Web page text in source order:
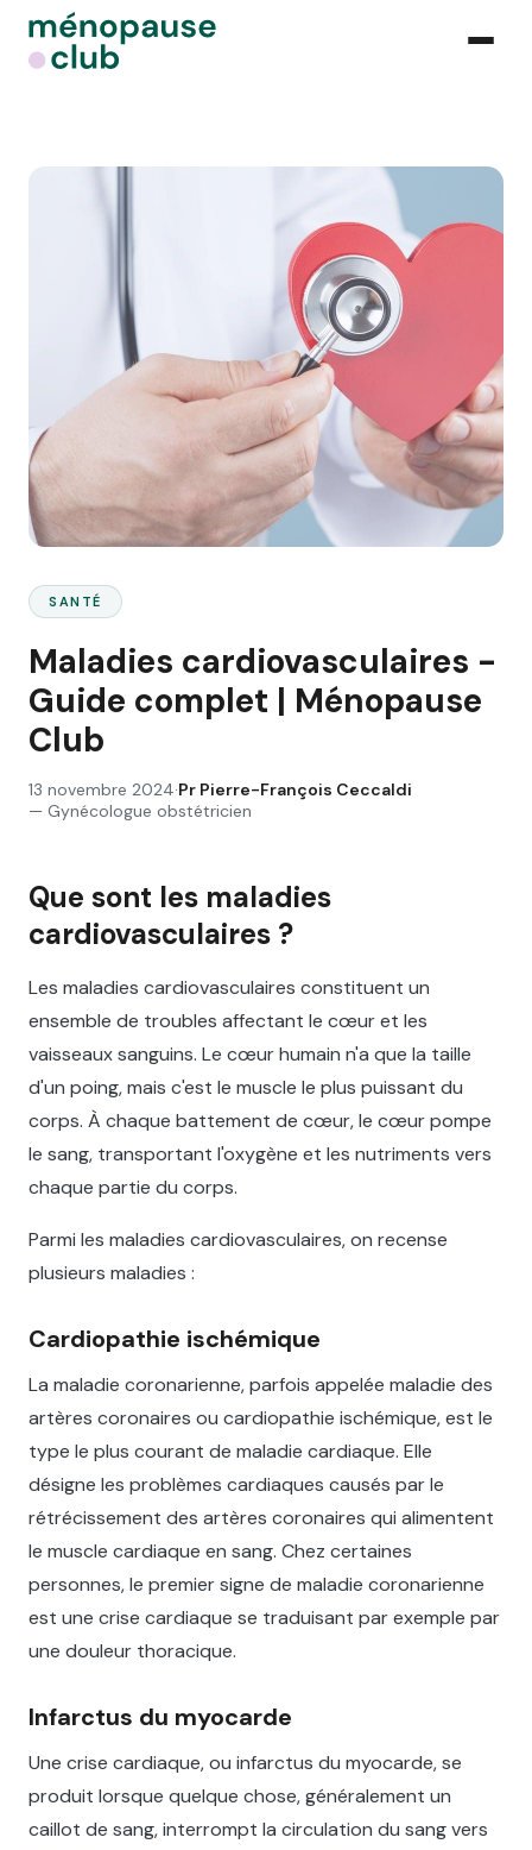
SANTÉ
Maladies cardiovasculaires -
Guide complet | Ménopause
Club
13 novembre 2024·Pr Pierre-François Ceccaldi
— Gynécologue obstétricien
Que sont les maladies
cardiovasculaires ?
Les maladies cardiovasculaires constituent un
ensemble de troubles affectant le cœur et les
vaisseaux sanguins. Le cœur humain n'a que la taille
d'un poing, mais c'est le muscle le plus puissant du
corps. À chaque battement de cœur, le cœur pompe
le sang, transportant l'oxygène et les nutriments vers
chaque partie du corps.
Parmi les maladies cardiovasculaires, on recense
plusieurs maladies :
Cardiopathie ischémique
La maladie coronarienne, parfois appelée maladie des
artères coronaires ou cardiopathie ischémique, est le
type le plus courant de maladie cardiaque. Elle
désigne les problèmes cardiaques causés par le
rétrécissement des artères coronaires qui alimentent
le muscle cardiaque en sang. Chez certaines
personnes, le premier signe de maladie coronarienne
est une crise cardiaque se traduisant par exemple par
une douleur thoracique.
Infarctus du myocarde
Une crise cardiaque, ou infarctus du myocarde, se
produit lorsque quelque chose, généralement un
caillot de sang, interrompt la circulation du sang vers